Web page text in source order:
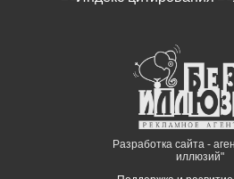
Разработка сайта -
иллюзий"